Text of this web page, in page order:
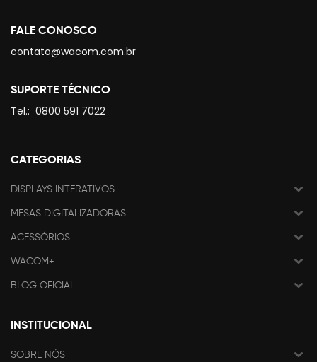
FALE CONOSCO
contato@wacom.com.br
SUPORTE TÉCNICO
Tel.: 0800 591 7022
CATEGORIAS
DISPLAYS INTERATIVOS
MESAS DIGITALIZADORAS
ACESSÓRIOS
WACOM+
BLOG OFICIAL
INSTITUCIONAL
SOBRE NÓS